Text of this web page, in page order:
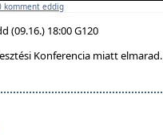
komment eddig
(09.16.) 18:00 G120
Konferencia miatt elmarad.